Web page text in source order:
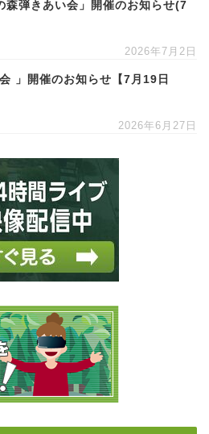
森弾きあい会」開催のお知らせ(7
2026年7月2日
」開催のお知らせ【7月19日
2026年6月27日